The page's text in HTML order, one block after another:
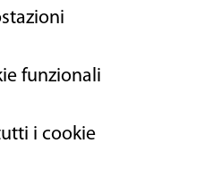
funzionali
i cookie